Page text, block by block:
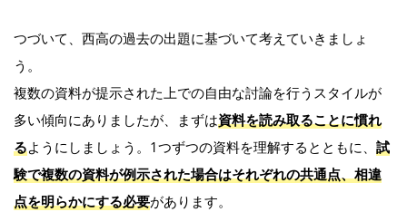
つづいて、西高の過去の出題に基づいて考えていきましょ
う。
複数の資料が提示された上での自由な討論を行うスタイルが
多い傾向にありましたが、まずは資料を読み取ることに慣れ
るようにしましょう。1つずつの資料を理解するとともに、 試
験で複数の資料が例示された場合はそれぞれの共通点、相違
点を明らかにする必要があります。